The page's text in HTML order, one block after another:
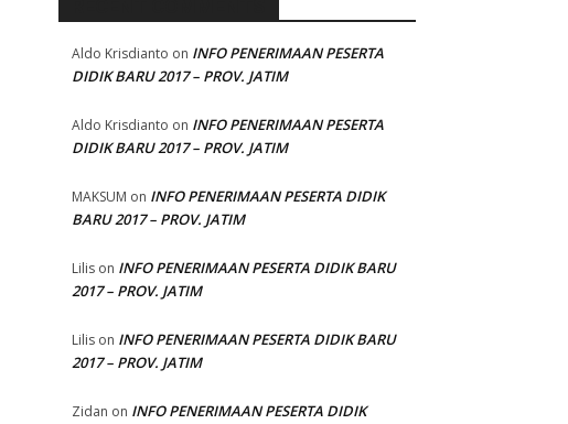
Aldo Krisdianto on INFO PENERIMAAN PESERTA
DIDIK BARU 2017 – PROV. JATIM
Aldo Krisdianto on INFO PENERIMAAN PESERTA
DIDIK BARU 2017 – PROV. JATIM
MAKSUM on INFO PENERIMAAN PESERTA DIDIK
BARU 2017 – PROV. JATIM
Lilis on INFO PENERIMAAN PESERTA DIDIK BARU
2017 – PROV. JATIM
Lilis on INFO PENERIMAAN PESERTA DIDIK BARU
2017 – PROV. JATIM
Zidan on INFO PENERIMAAN PESERTA DIDIK